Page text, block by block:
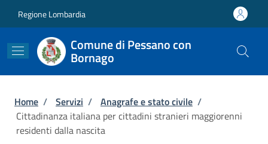
Regione Lombardia
Comune di Pessano con
Bornago
Briciole di pane
Home / Servizi / Anagrafe e stato civile /
Cittadinanza italiana per cittadini stranieri maggiorenni
residenti dalla nascita